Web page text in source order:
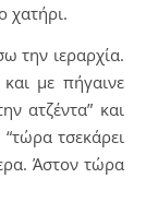
χατήρι.
την ιεραρχία.
με πήγαινε
ατζέντα” και
τσεκάρει
Άστον τώρα